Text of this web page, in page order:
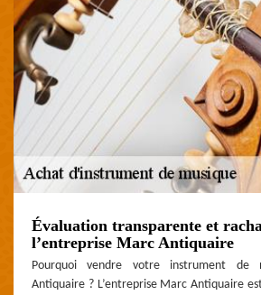
Évaluation transparente et
l’entreprise Marc Antiquaire
Pourquoi vendre votre instrument de
Antiquaire ? L’entreprise Marc Antiquaire